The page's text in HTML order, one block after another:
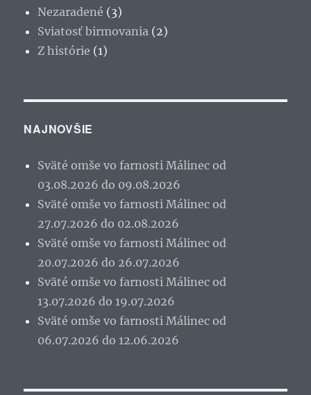
Nezaradené (3)
Sviatosť birmovania (2)
Z histórie (1)
NAJNOVŠIE
Sväté omše vo farnosti Málinec od
03.08.2026 do 09.08.2026
Sväté omše vo farnosti Málinec od
27.07.2026 do 02.08.2026
Sväté omše vo farnosti Málinec od
20.07.2026 do 26.07.2026
Sväté omše vo farnosti Málinec od
13.07.2026 do 19.07.2026
Sväté omše vo farnosti Málinec od
06.07.2026 do 12.06.2026